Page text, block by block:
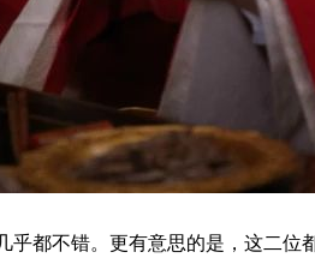
都不错。更有意思的是，这二位